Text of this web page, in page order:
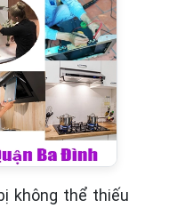
không thể thiếu